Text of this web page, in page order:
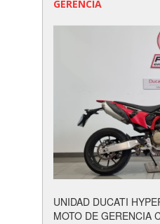
GERENCIA
UNIDAD DUCATI
MOTO DE GERENCIA